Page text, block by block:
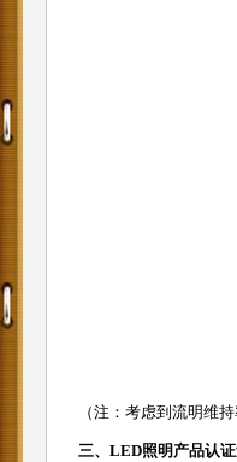
（注：考虑到流明维
三、LED照明产品认